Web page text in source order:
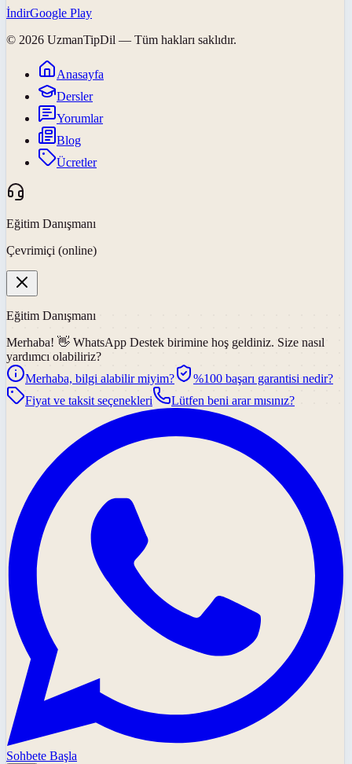
İndirGoogle Play
© 2026 UzmanTipDil — Tüm hakları saklıdır.
Anasayfa
Dersler
Yorumlar
Blog
Ücretler
Eğitim Danışmanı
Çevrimiçi (online)
Eğitim Danışmanı
Merhaba! 👋 WhatsApp Destek birimine hoş geldiniz. Size nasıl
yardımcı olabiliriz?
Merhaba, bilgi alabilir miyim?
%100 başarı garantisi nedir?
Fiyat ve taksit seçenekleri
Lütfen beni arar mısınız?
Sohbete Başla